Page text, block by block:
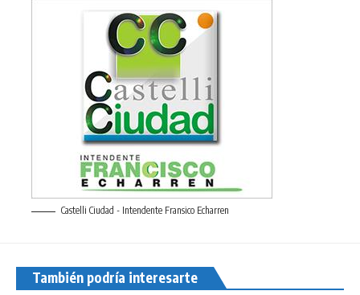
Castelli Ciudad - Intendente Fransico Echarren
También podría interesarte